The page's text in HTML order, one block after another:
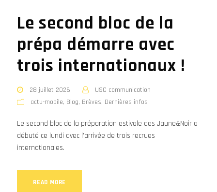
Le second bloc de la
prépa démarre avec
trois internationaux !
28 juillet 2026
USC communication
actu-mobile, Blog, Brèves, Dernières infos
Le second bloc de la préparation estivale des Jaune&Noir a
débuté ce lundi avec l'arrivée de trois recrues
internationales.
READ MORE